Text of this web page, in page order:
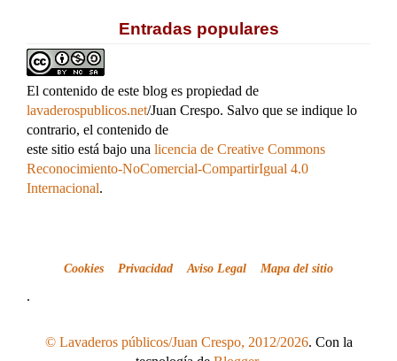
Entradas populares
El contenido de este blog es propiedad de
lavaderospublicos.net/Juan Crespo. Salvo que se indique lo
contrario, el contenido de
este sitio está bajo una licencia de Creative Commons
Reconocimiento-NoComercial-CompartirIgual 4.0
Internacional.
Cookies Privacidad Aviso Legal Mapa del sitio
.
© Lavaderos públicos/Juan Crespo, 2012/2026. Con la